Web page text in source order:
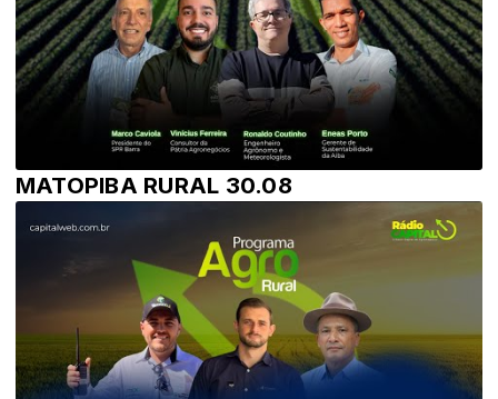
MATOPIBA RURAL 30.08